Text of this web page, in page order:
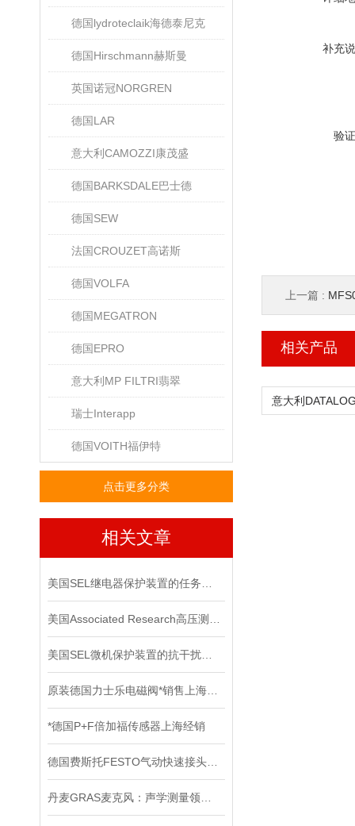
德国lydroteclaik海德泰尼克
德国Hirschmann赫斯曼
英国诺冠NORGREN
德国LAR
意大利CAMOZZI康茂盛
德国BARKSDALE巴士德
德国SEW
法国CROUZET高诺斯
德国VOLFA
德国MEGATRON
德国EPRO
意大利MP FILTRI翡翠
瑞士Interapp
德国VOITH福伊特
点击更多分类
相关文章
*德国P+F倍加福传感器上海经销
补充
验
上一篇 :
相关产品